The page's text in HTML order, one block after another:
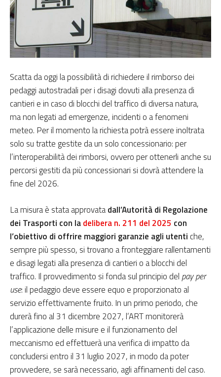
Scatta da oggi la possibilità di richiedere il rimborso dei
pedaggi autostradali per i disagi dovuti alla presenza di
cantieri e in caso di blocchi del traffico di diversa natura,
ma non legati ad emergenze, incidenti o a fenomeni
meteo. Per il momento la richiesta potrà essere inoltrata
solo su tratte gestite da un solo concessionario: per
l’interoperabilità dei rimborsi, ovvero per ottenerli anche su
percorsi gestiti da più concessionari si dovrà attendere la
fine del 2026.
La misura è stata approvatadall’Autorità di Regolazione
dei Trasporti con ladelibera n. 211 del 2025 con
l’obiettivo di offrire maggiori garanzie agli utenti che,
sempre più spesso, si trovano a fronteggiare rallentamenti
e disagi legati alla presenza di cantieri o a blocchi del
traffico. Il provvedimento si fonda sul principio del pay per
use: il pedaggio deve essere equo e proporzionato al
servizio effettivamente fruito. In un primo periodo, che
durerà fino al 31 dicembre 2027, l’ART monitorerà
l’applicazione delle misure e il funzionamento del
meccanismo ed effettuerà una verifica di impatto da
concludersi entro il 31 luglio 2027, in modo da poter
provvedere, se sarà necessario, agli affinamenti del caso.